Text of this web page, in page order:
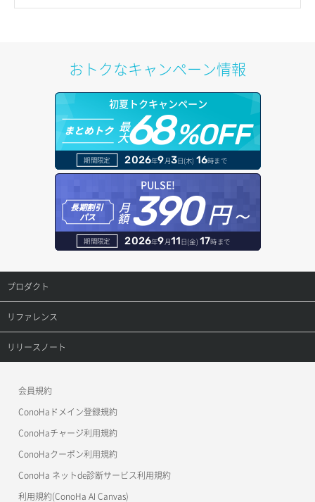
ポートデタッチ
ボリュームアタッチ
ボリュームデタッチ
オブジェクトダウンロード
オブジェクトバージョン管理
オブジェクト一覧取得
オブジェクト削除
オブジェクト削除予約
オブジェクト複製
オブジェクト詳細取得
コンテナ一覧取得
コンテナ作成
コンテナ削除
ラージオブジェクトアップロード(DLO)
ドメイン情報登録
ドメイン詳細取得
レコード一覧取得
レコード作成
レコード更新
レコード詳細取得
おトクなキャンペーン情報
初夏トクキャンペーン
まとめトク 最
大68%OFF
期間限定 2026年9月3日(木) 16時まで
PULSE!
長期割引
パス
月
額390円～
期間限定 2026年9月11日(金) 17時まで
プロダクト
プロダクトトップ
ConoHa VPS(Ver.3.0)
ConoHa for GAME
リファレンス
リファレンストップ
OpenStack CLI
Terraform
s3cmd
リリースノート
会員規約
ConoHaドメイン登録規約
ConoHaチャージ利用規約
ConoHaクーポン利用規約
ConoHa ネットde診断サービス利用規約
利用規約(ConoHa AI Canvas)